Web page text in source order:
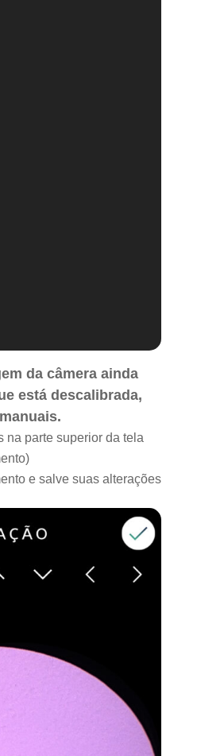
da câmera ainda
está descalibrada,
na parte superior da tela
e salve suas alterações